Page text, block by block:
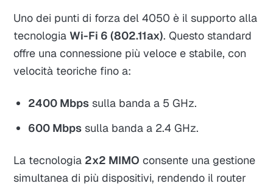
Uno dei punti di forza del 4050 è il supporto alla
tecnologiaWi-Fi 6 (802.11ax). Questo standard
offre una connessione più veloce e stabile, con
velocità teoriche fino a:
2400 Mbps sulla banda a 5 GHz.
600 Mbps sulla banda a 2.4 GHz.
La tecnologia 2x2 MIMO consente una gestione
simultanea di più dispositivi, rendendo il router